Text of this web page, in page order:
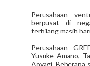
Perusahaan
berpusat di
terbilang masih
Perusahaan
Yusuke Amano,
Aoyagi. Beberapa